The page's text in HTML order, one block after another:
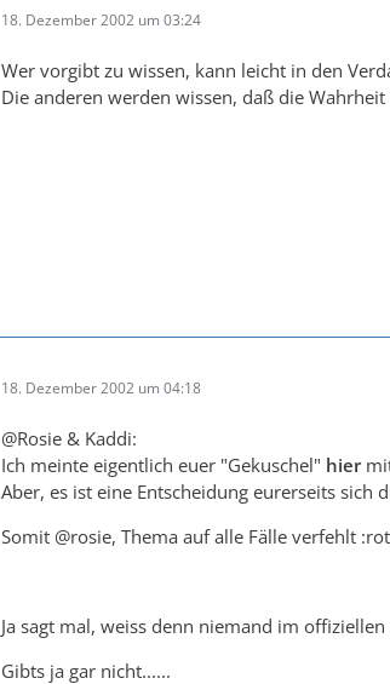
18. Dezember 2002 um 03:24
Wer vorgibt zu wissen, kann leicht in den
Die anderen werden wissen, daß die
18. Dezember 2002 um 04:18
@Rosie & Kaddi:
Ich meinte eigentlich euer "Gekuschel" hier
Aber, es ist eine Entscheidung eurerseits sich
Somit @rosie, Thema auf alle Fälle verfehlt
Ja sagt mal, weiss denn niemand im
Gibts ja gar nicht......